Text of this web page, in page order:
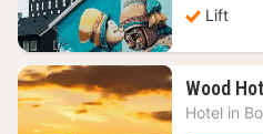
Lift
Wood
Hotel in